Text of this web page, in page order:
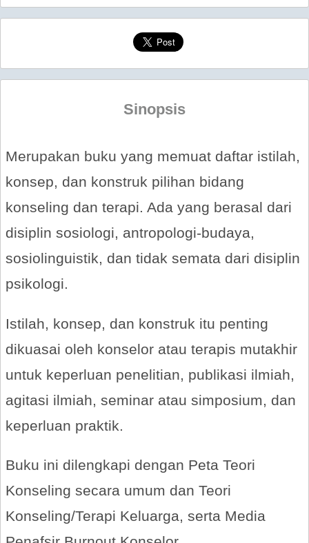
Sinopsis
Merupakan buku yang memuat daftar istilah,
konsep, dan konstruk pilihan bidang
konseling dan terapi. Ada yang berasal dari
disiplin sosiologi, antropologi-budaya,
sosiolinguistik, dan tidak semata dari disiplin
psikologi.
Istilah, konsep, dan konstruk itu penting
dikuasai oleh konselor atau terapis mutakhir
untuk keperluan penelitian, publikasi ilmiah,
agitasi ilmiah, seminar atau simposium, dan
keperluan praktik.
Buku ini dilengkapi dengan Peta Teori
Konseling secara umum dan Teori
Konseling/Terapi Keluarga, serta Media